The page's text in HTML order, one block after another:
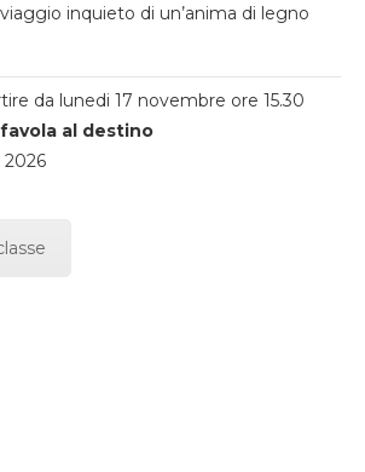
inquieto di un’anima di legno
da lunedi 17 novembre ore 15.30
al destino